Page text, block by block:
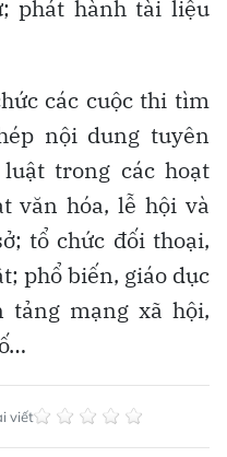
phát hành tài liệu
các cuộc thi tìm
nội dung tuyên
trong các hoạt
văn hóa, lễ hội và
tổ chức đối thoại,
phổ biến, giáo dục
tảng mạng xã hội,
viết